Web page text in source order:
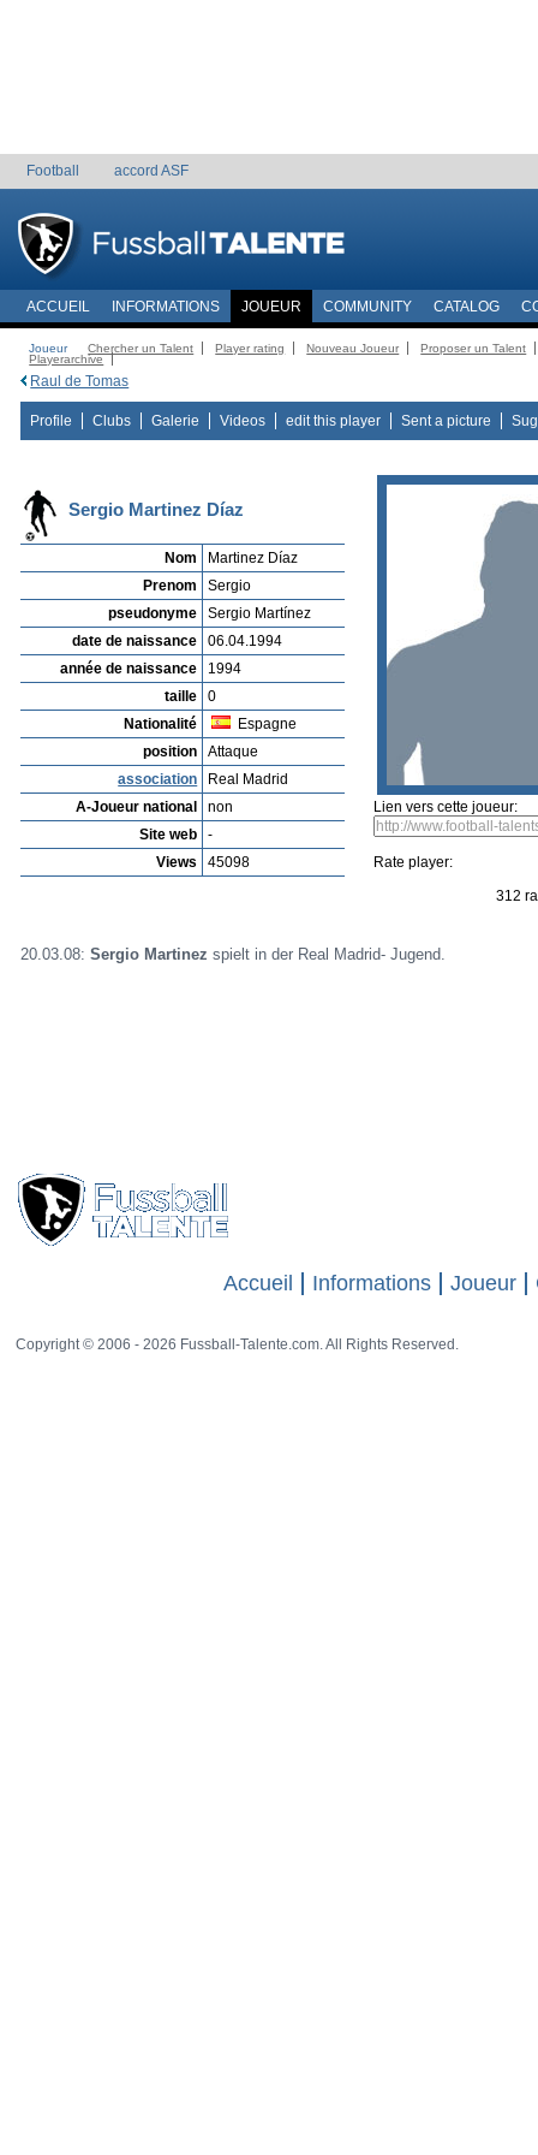
Football accord ASF
ACCUEIL INFORMATIONS JOUEUR COMMUNITY CATALOG
Joueur Chercher un Talent Player rating Nouveau Joueur
Proposer un Talent
Playerarchive
Raul de Tomas
Profile Clubs Galerie Videos edit this player Sent a picture
Sergio Martinez Díaz
Nom
Martinez Díaz
Prenom
Sergio
pseudonyme
Sergio Martínez
date de naissance
06.04.1994
année de naissance
1994
taille
0
Nationalité
Espagne
position
Attaque
association
Real Madrid
A-Joueur national
non
Site web
-
Views
45098
Lien vers cette joueur:
Rate player:
312
20.03.08:Sergio Martinez spielt in der Real Madrid- Jugend.
Accueil Informations Joueur
Copyright © 2006 - 2026 Fussball-Talente.com. All Rights Reserved.